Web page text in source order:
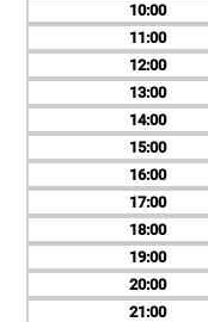
10
11
12
13
14
15
16
17
18
19
20
21